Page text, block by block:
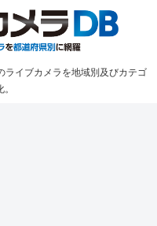
ライブカメラを地域別及びカテゴ